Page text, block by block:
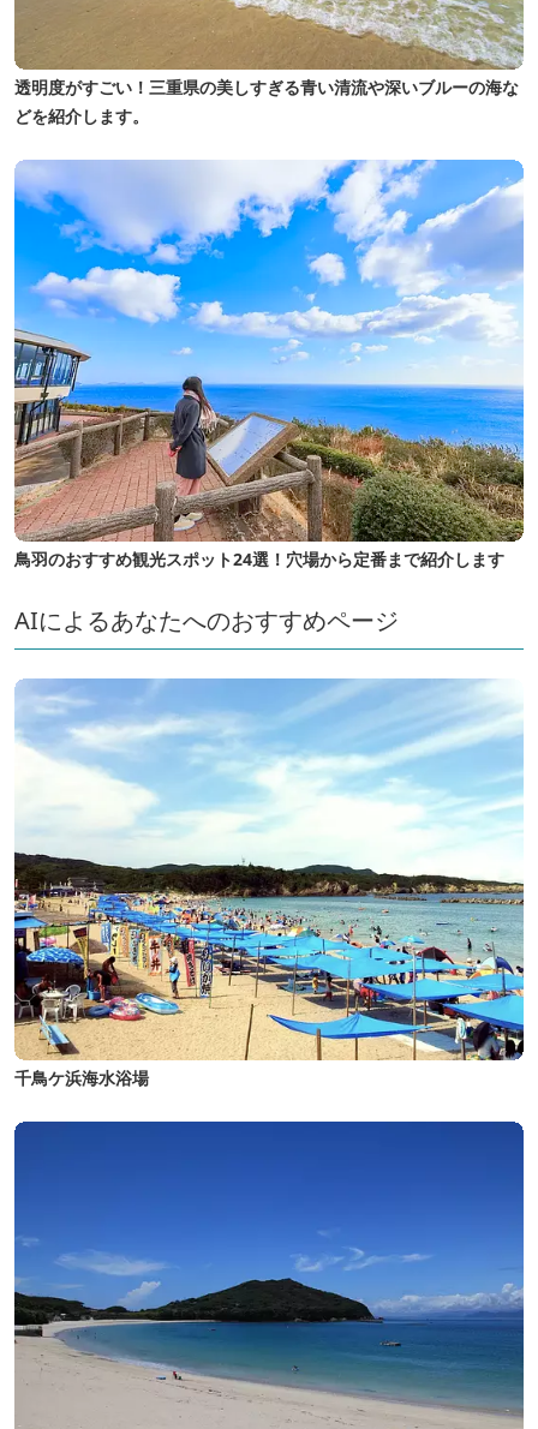
透明度がすごい！三重県の美しすぎる青い清流や深いブルーの海な
どを紹介します。
鳥羽のおすすめ観光スポット24選！穴場から定番まで紹介します
AIによるあなたへのおすすめページ
千鳥ケ浜海水浴場